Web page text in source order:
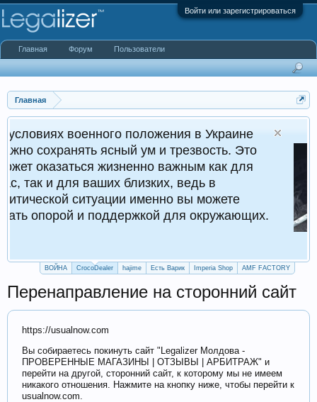
Войти или зарегистрироваться
Главная
положения в Украине
ум и трезвость. Это
важным как для
близких, ведь в
именно вы можете
для окружающих.
ВОЙНА CrocoDealer hajime Есть Варик Imperia Shop AMF FACTORY
Перенаправление на сторонний сайт
https://usualnow.com
Вы собираетесь покинуть сайт "Legalizer Молдова -
ПРОВЕРЕННЫЕ МАГАЗИНЫ | ОТЗЫВЫ | АРБИТРАЖ" и
перейти на другой, сторонний сайт, к которому мы не имеем
никакого отношения. Нажмите на кнопку ниже, чтобы перейти к
usualnow.com.
Главная Форум Пользователи